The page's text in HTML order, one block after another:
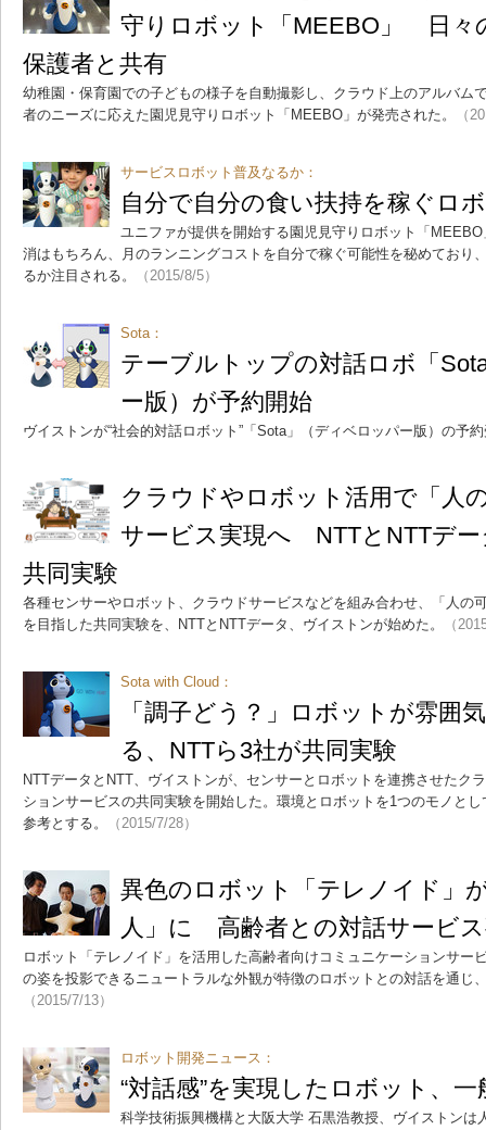
守りロボット「MEEBO」 日々
保護者と共有
幼稚園・保育園での子どもの様子を自動撮影し、クラウド上のアルバ
者のニーズに応えた園児見守りロボット「MEEBO」が発売された。
（
サービスロボット普及なるか：
自分で自分の食い扶持を稼ぐロ
ユニファが提供を開始する園児見守りロボット「
消はもちろん、月のランニングコストを自分で稼ぐ可能性を秘めており
るか注目される。
（2015/8/5）
Sota：
テーブルトップの対話ロボ「
ー版）が予約開始
ヴイストンが“社会的対話ロボット”「Sota」（ディベロッパー版）の予
クラウドやロボット活用で「人
サービス実現へ NTTとNTTデ
共同実験
各種センサーやロボット、クラウドサービスなどを組み合わせ、「人の
を目指した共同実験を、NTTとNTTデータ、ヴイストンが始めた。
（
Sota with Cloud：
「調子どう？」ロボットが雰囲
る、NTTら3社が共同実験
NTTデータとNTT、ヴイストンが、センサーとロボットを連携させたク
ションサービスの共同実験を開始した。環境とロボットを1つのモノと
参考とする。
（2015/7/28）
異色のロボット「テレノイド」
人」に 高齢者との対話サービ
ロボット「テレノイド」を活用した高齢者向けコミュニケーションサー
の姿を投影できるニュートラルな外観が特徴のロボットとの対話を通じ
（2015/7/13）
ロボット開発ニュース：
“対話感”を実現したロボット、
科学技術振興機構と大阪大学 石黒浩教授、ヴイストンは